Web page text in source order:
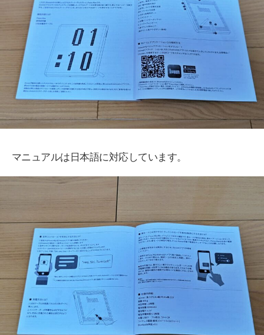
マニュアルは日本語に対応しています。